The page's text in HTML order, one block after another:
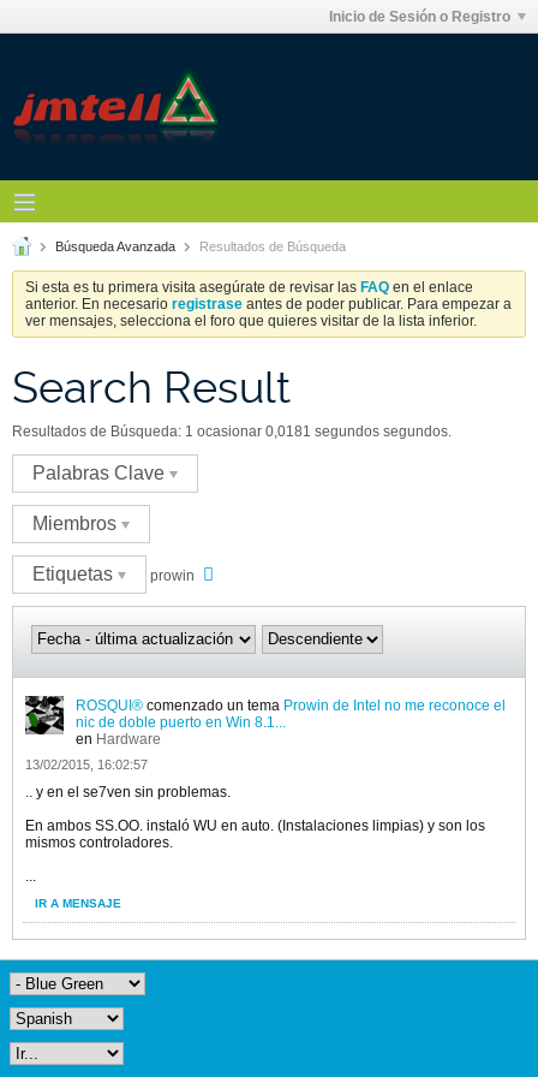
Inicio de Sesión o Registro
Búsqueda Avanzada Resultados de Búsqueda
Si esta es tu primera visita asegúrate de revisar las FAQ en el enlace
anterior. En necesario registrase antes de poder publicar. Para empezar a
ver mensajes, selecciona el foro que quieres visitar de la lista inferior.
Search Result
Resultados de Búsqueda: 1 ocasionar 0,0181 segundos segundos.
Palabras Clave
Miembros
Etiquetas prowin
ROSQUI® comenzado un tema Prowin de Intel no me reconoce el
nic de doble puerto en Win 8.1...
en Hardware
13/02/2015, 16:02:57
.. y en el se7ven sin problemas.
En ambos SS.OO. instaló WU en auto. (Instalaciones limpias) y son los
mismos controladores.
...
IR A MENSAJE